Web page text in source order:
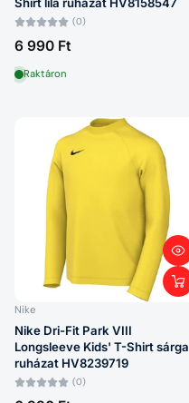
(0)
6 990 Ft
Raktáron
Nike
Nike Dri-Fit Park VIII
Longsleeve Kids' T-Shirt sárga
ruházat HV8239719
(0)